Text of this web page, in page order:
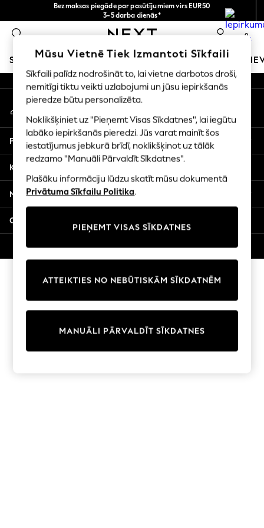
Bezmaksas piegāde par pasūtījumiem virs EUR50
3-5 darba dienās*
Tagad jūs varat
iepirkties latviešu valodā!
0
SKOLAS APĢĒRBS MEITENES ZĒNI MAZULIS
SCHOOLWEAR
All Boys Schoolwear
Shoes
Trousers
Shorts
Shirts
Polo Shirts
Sweatshirts & Jumpers
Multipacks
All Boys Sport & Swimwear
Swimwear
Tops
Joggers
An error occurred on client
Mūsu sociālie tīkli
Mans konts
Pierakstieties savā kontā
Palīdzība
Konfidencialitāte un juridiskā informācija
Nodaļas
Citi pakalpojumi
© 2026 Next Germany GmbH. Visas tiesības aizsargātas.
Mūsu Vietnē Tiek Izmantoti Sīkfaili
Sīkfaili palīdz nodrošināt to, lai vietne darbotos droši,
nemitīgi tiktu veikti uzlabojumi un jūsu iepirkšanās
pieredze būtu personalizēta.
Noklikšķiniet uz "Pieņemt Visas Sīkdatnes", lai iegūtu
labāko iepirkšanās pieredzi. Jūs varat mainīt šos
iestatījumus jebkurā brīdī, noklikšķinot uz tālāk
redzamo "Manuāli Pārvaldīt Sīkdatnes".
Plašāku informāciju lūdzu skatīt mūsu dokumentā
Privātuma Sīkfailu Politika.
PIEŅEMT VISAS SĪKDATNES
MANUĀLI PĀRVALDĪT SĪKDATNES
ATTEIKTIES NO NEBŪTISKĀM SĪKDATNĒM